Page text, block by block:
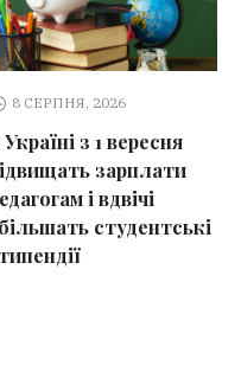
8 СЕРПНЯ, 2026
з 1 вересня
зарплати
і вдвічі
студентські